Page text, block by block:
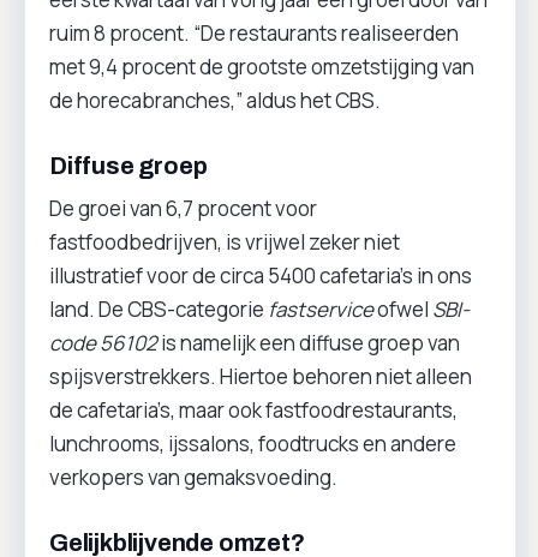
ruim 8 procent. “De restaurants realiseerden
met 9,4 procent de grootste omzetstijging van
de horecabranches,” aldus het CBS.
Diffuse groep
De groei van 6,7 procent voor
fastfoodbedrijven, is vrijwel zeker niet
illustratief voor de circa 5400 cafetaria’s in ons
land. De CBS-categorie fastserviceofwel SBI-
code 56102is namelijk een diffuse groep van
spijsverstrekkers. Hiertoe behoren niet alleen
de cafetaria’s, maar ook fastfoodrestaurants,
lunchrooms, ijssalons, foodtrucks en andere
verkopers van gemaksvoeding.
Gelijkblijvende omzet?